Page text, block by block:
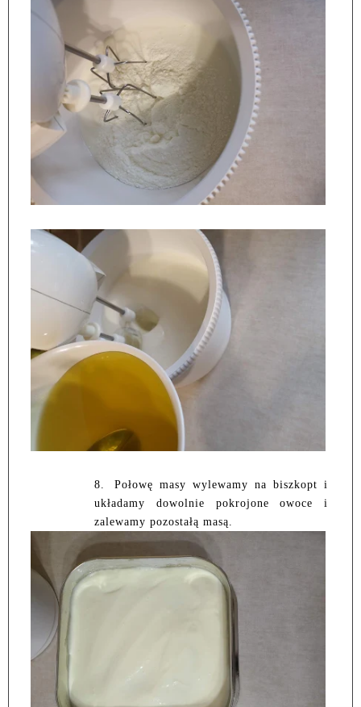
8.
Połowę masy wylewamy na biszkopt i
układamy dowolnie pokrojone owoce i
zalewamy pozostałą masą.